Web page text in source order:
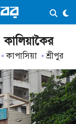
কালিয়াকৈর
কাপাসিয়া শ্রীপুর